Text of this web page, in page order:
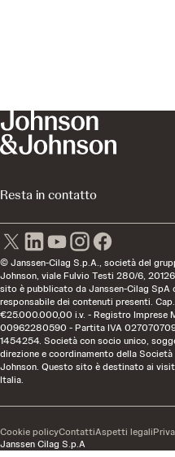
Resta in contatto
© Janssen-Cilag S.p.A., società del
Johnson, viale Fulvio Testi 280/6,
sito è pubblicato da Janssen-Cilag SpA
responsabile dei contenuti presenti.
€25.000.000,00 i.v. - Registro Imprese
00962280590 - Partita IVA
1454254. Società con socio unico,
direzione e coordinamento della
Johnson. Questo sito è destinato ai
Italia.
Janssen Cilag S.p.A
Cookie policyContattiAspetti legali